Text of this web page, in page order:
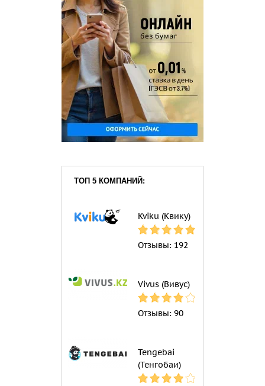
ТОП 5 КОМПАНИЙ:
Kviku (Квику)
Отзывы: 192
Vivus (Вивус)
Отзывы: 90
Tengebai
(Тенгобаи)